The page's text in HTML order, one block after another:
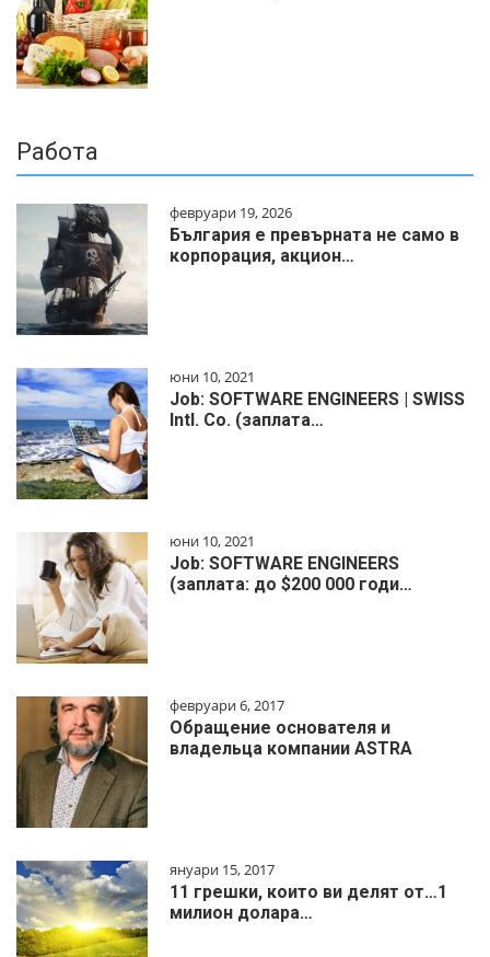
Работа
февруари 19, 2026
България е превърната не само в
корпорация, акцион…
юни 10, 2021
Job: SOFTWARE ENGINEERS | SWISS
Intl. Co. (заплата…
юни 10, 2021
Job: SOFTWARE ENGINEERS
(заплата: до $200 000 годи…
февруари 6, 2017
Обращение основателя и
владельца компании ASTRA
януари 15, 2017
11 грешки, които ви делят от…1
милиoн дoлapa…